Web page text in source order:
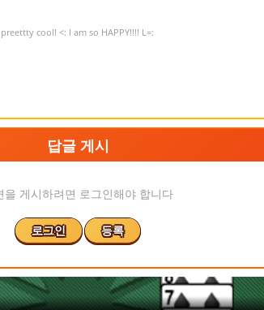
cool! <: I am so HAPPY!!!! L=:
답글 게시
을 게시하려면 로그인해야 합니다
로그인 등록